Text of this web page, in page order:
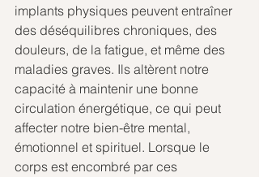
implants physiques peuvent entraîner
des déséquilibres chroniques, des
douleurs, de la fatigue, et même des
maladies graves. Ils altèrent notre
capacité à maintenir une bonne
circulation énergétique, ce qui peut
affecter notre bien-être mental,
émotionnel et spirituel. Lorsque le
corps est encombré par ces